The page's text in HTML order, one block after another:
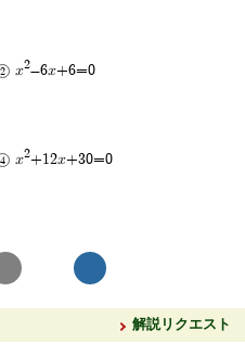
x2-6x+6=0
x2+12x+30=0
解説リクエスト